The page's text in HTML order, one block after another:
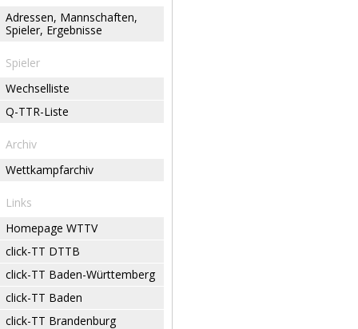
Adressen, Mannschaften,
Spieler, Ergebnisse
Spieler
Wechselliste
Q-TTR-Liste
Archiv
Wettkampfarchiv
Links
Homepage WTTV
click-TT DTTB
click-TT Baden-Württemberg
click-TT Baden
click-TT Brandenburg